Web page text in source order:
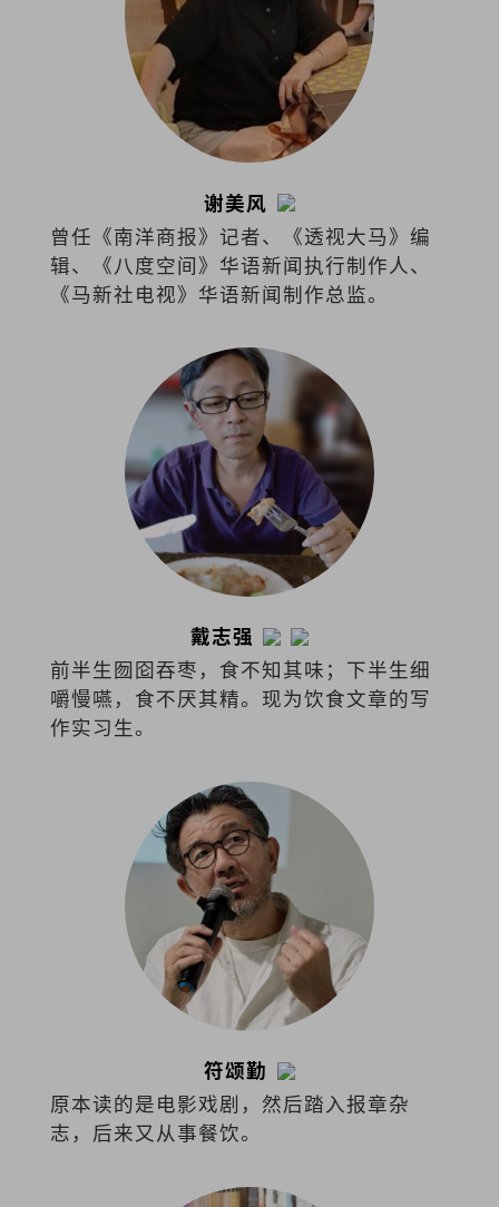
谢美风
曾任《南洋商报》记者、《透视大马》编
辑、《八度空间》华语新闻执行制作人、
《马新社电视》华语新闻制作总监。
戴志强
前半生囫囵吞枣，食不知其味；下半生细
嚼慢嚥，食不厌其精。现为饮食文章的写
作实习生。
符颂勤
原本读的是电影戏剧，然后踏入报章杂
志，后来又从事餐饮。